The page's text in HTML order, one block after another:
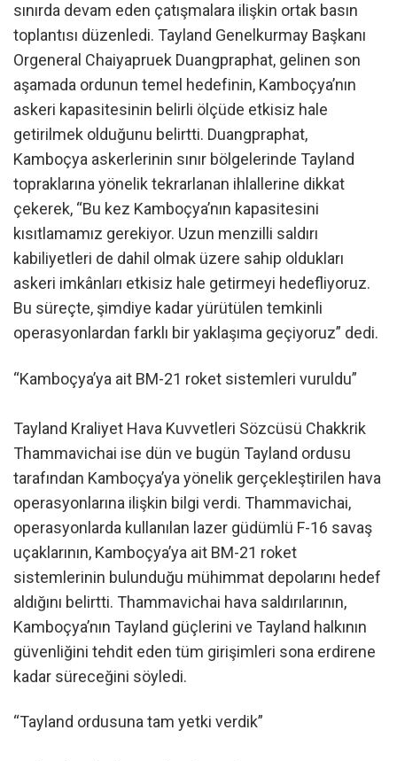
sınırda devam eden çatışmalara ilişkin ortak basın
toplantısı düzenledi. Tayland Genelkurmay Başkanı
Orgeneral Chaiyapruek Duangpraphat, gelinen son
aşamada ordunun temel hedefinin, Kamboçya’nın
askeri kapasitesinin belirli ölçüde etkisiz hale
getirilmek olduğunu belirtti. Duangpraphat,
Kamboçya askerlerinin sınır bölgelerinde Tayland
topraklarına yönelik tekrarlanan ihlallerine dikkat
çekerek, “Bu kez Kamboçya’nın kapasitesini
kısıtlamamız gerekiyor. Uzun menzilli saldırı
kabiliyetleri de dahil olmak üzere sahip oldukları
askeri imkânları etkisiz hale getirmeyi hedefliyoruz.
Bu süreçte, şimdiye kadar yürütülen temkinli
operasyonlardan farklı bir yaklaşıma geçiyoruz” dedi.
“Kamboçya’ya ait BM-21 roket sistemleri vuruldu”
Tayland Kraliyet Hava Kuvvetleri Sözcüsü Chakkrik
Thammavichai ise dün ve bugün Tayland ordusu
tarafından Kamboçya’ya yönelik gerçekleştirilen hava
operasyonlarına ilişkin bilgi verdi. Thammavichai,
operasyonlarda kullanılan lazer güdümlü F-16 savaş
uçaklarının, Kamboçya’ya ait BM-21 roket
sistemlerinin bulunduğu mühimmat depolarını hedef
aldığını belirtti. Thammavichai hava saldırılarının,
Kamboçya’nın Tayland güçlerini ve Tayland halkının
güvenliğini tehdit eden tüm girişimleri sona erdirene
kadar süreceğini söyledi.
“Tayland ordusuna tam yetki verdik”